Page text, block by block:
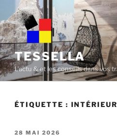
content
TESSELLA
L'actu & et les conseils dans vos
ÉTIQUETTE : INTÉRIEUR
POSTED
28 MAI 2026